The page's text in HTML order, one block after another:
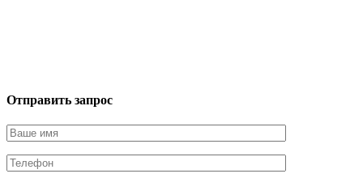
Отправить запрос